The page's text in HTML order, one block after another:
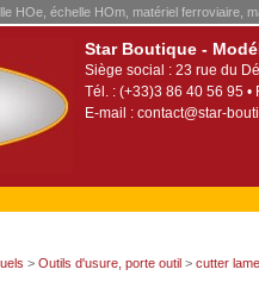
HOe, échelle HOm, matériel ferroviaire,
Star Boutique -
Siège social : 23 rue du
Tél. : (+33)3 86 40 56 95 •
E-mail : contact@star-
> Outils d'usure, porte outil > cutter lame,